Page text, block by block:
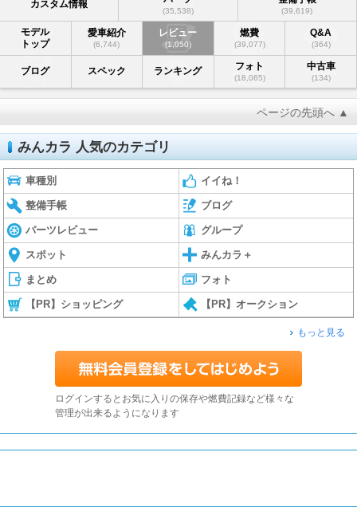
カスタム情報
(35,538) (39,619)
モデル
トップ
愛車紹介
(6,744)
レビュー
(1,050)
燃費
(39,077)
Q&A
(364)
ブログ スペック ランキング フォト
(18,065)
中古車
(134)
ページの先頭へ ▲
みんカラ 人気のカテゴリ
車種別 イイね！
整備手帳 ブログ
パーツレビュー グループ
スポット みんカラ＋
まとめ フォト
【PR】ショッピング 【PR】オークション
もっと見る
ログインするとお気に入りの保存や燃費記録など様々な
管理が出来るようになります